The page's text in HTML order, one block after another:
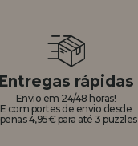
Entregas rápidas
Envio em 24/48 horas!
E com portes de envio desde
4,95€ para até 3 puzzles